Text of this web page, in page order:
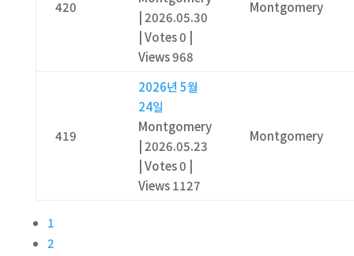
420
2026.05.30
Votes 0
Views 968
Montgomery
419
2026년 5월
24일
Montgomery
2026.05.23
Votes 0
Views 1127
Montgomery
1
2